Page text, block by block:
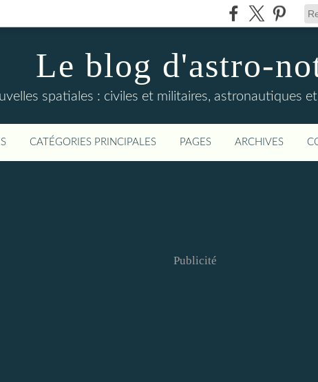
Le blog d'astro-
spatiales : civiles et militaires, astronautiques
CATÉGORIES PRINCIPALES PAGES ARCHIVES
Publicité